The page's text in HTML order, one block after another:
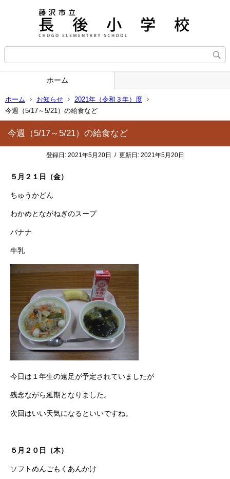
ホーム
ホーム お知らせ
2021年（令和３年）度
今週（5/17～5/21）の給食など
今週（5/17～5/21）の給食など
登録日: 2021年5月20日 / 更新日: 2021年5月20日
５月２１日（金）
ちゅうかどん
わかめとながねぎのスープ
バナナ
牛乳
今日は１年生の遠足が予定されていましたが
残念ながら延期となりました。
次回はいい天気になるといいですね。
５月２０日（木）
ソフトめんごもくあんかけ